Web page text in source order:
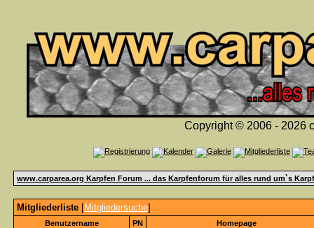
Copyright © 2006 - 2026
www.carparea.org Karpfen Forum ... das Karpfenforum für alles rund um`s
Mitgliederliste [Mitgliedersuche]
Benutzername PN Homepage